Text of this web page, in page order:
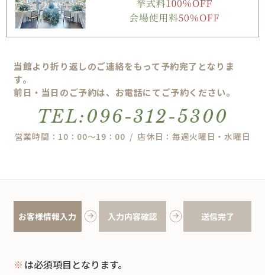
当館より折り返しのご連絡をもって予約完了となりま
す。
前日・当日のご予約は、お電話にてご予約ください。
TEL:096-312-5300
営業時間：10：00～19：00 / 店休日：毎週火曜日・水曜日
お客様情報入力 入力内容確認 送信完了
※ は必須項目となります。